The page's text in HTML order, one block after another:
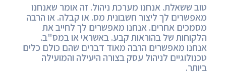
טוב ששאלת. אנחנו מערכת ניהול. זה אומר שאנחנו
מאפשרים לך ליצור חשבונית מס. או קבלה. או הרבה
מסמכים אחרים. אנחנו מאפשרים לך לחייב את
הלקוחות של בהוראות קבע. באשראי או במס"ב.
אנחנו מאפשרים הרבה מאוד דברים שהם כולם כלים
טכנולוגיים לניהול עסק בצורה היעילה והמועילה
ביותר.